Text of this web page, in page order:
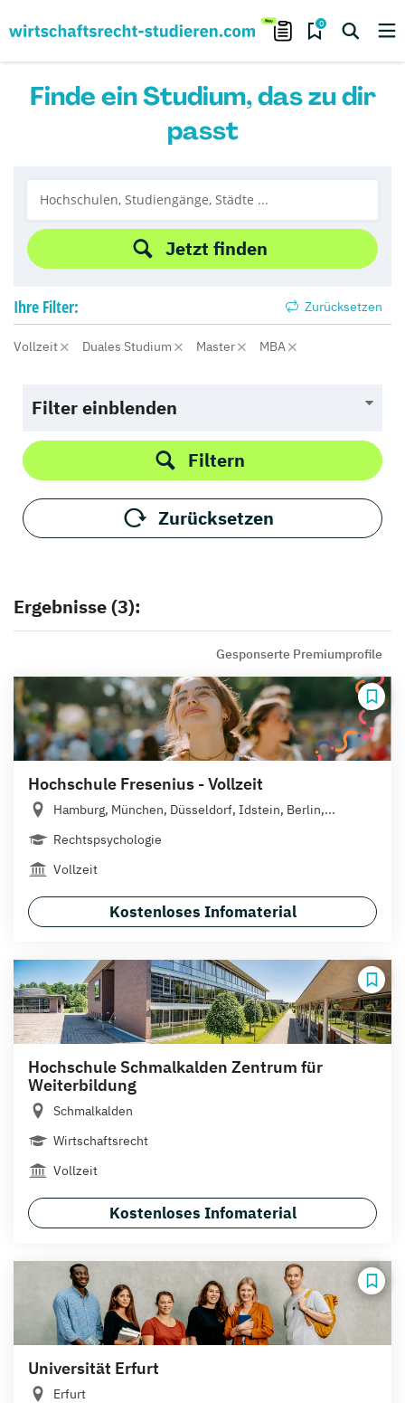
0
Finde ein Studium, das zu dir
passt
Jetzt finden
Ihre Filter: Zurücksetzen
Vollzeit Duales Studium Master MBA
Filter einblenden
Filtern
Zurücksetzen
Ergebnisse (3):
Gesponserte Premiumprofile
Hochschule Fresenius - Vollzeit
Hamburg, München, Düsseldorf, Idstein, Berlin,...
Rechtspsychologie
Vollzeit
Kostenloses Infomaterial
Hochschule Schmalkalden Zentrum für
Weiterbildung
Schmalkalden
Wirtschaftsrecht
Vollzeit
Kostenloses Infomaterial
Universität Erfurt
Erfurt